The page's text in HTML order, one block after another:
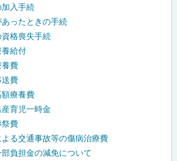
入手続
ったときの手続
格喪失手続
給付
養費
送費
療養費
育児一時金
祭費
る交通事故等の傷病治療費
負担金の減免について